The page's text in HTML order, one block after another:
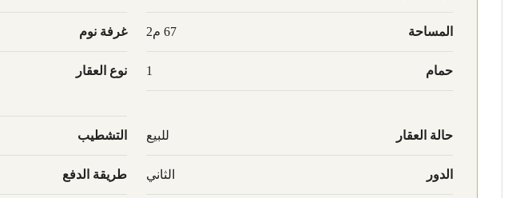
المساحة 67 م2 غرفة نوم
حمام 1 نوع العقار
حالة العقار للبيع التشطيب
الدور الثاني طريقة الدفع